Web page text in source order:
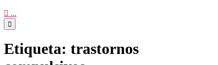
 ...

Etiqueta: trastornos